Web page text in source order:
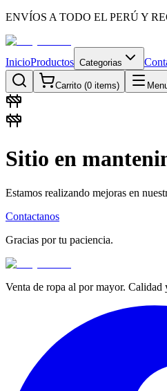
ENVÍOS A TODO EL PERÚ Y
InicioProductos Categorias
Carrito (0 items)
Sitio en
Estamos realizando mejoras en
Contactanos
Gracias por tu paciencia.
Venta de ropa al por mayor. Calidad